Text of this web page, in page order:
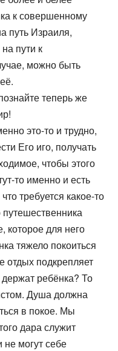
к совершенному
путь Израиля,
пути к
можно быть
теперь же
это-то и трудно,
Его иго, получать
чтобы этого
то именно и есть
требуется какое-то
которое для него
тяжело покоиться
отдых подкрепляет
ребёнка? То
Душа должна
в покое. Мы
дара служит
могут себе